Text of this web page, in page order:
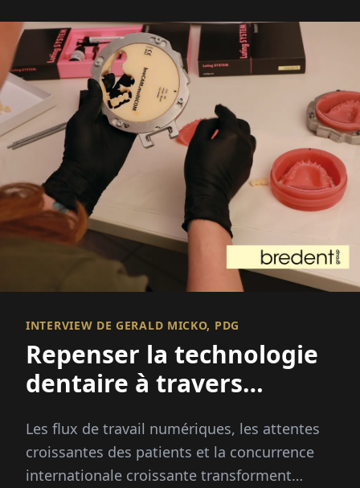
INTERVIEW DE GERALD MICKO, PDG
Repenser la technologie
dentaire à travers
Les flux de travail numériques, les attentes
croissantes des patients et la concurrence
internationale croissante transforment